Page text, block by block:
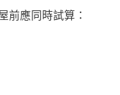
前應同時試算：